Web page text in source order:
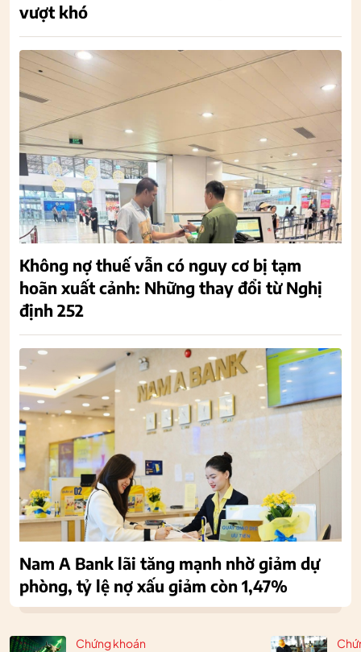
Chứng khoán
vượt khó
Không nợ thuế vẫn có nguy cơ bị tạm
hoãn xuất cảnh: Những thay đổi từ Nghị
định 252
Nam A Bank lãi tăng mạnh nhờ giảm dự
phòng, tỷ lệ nợ xấu giảm còn 1,47%